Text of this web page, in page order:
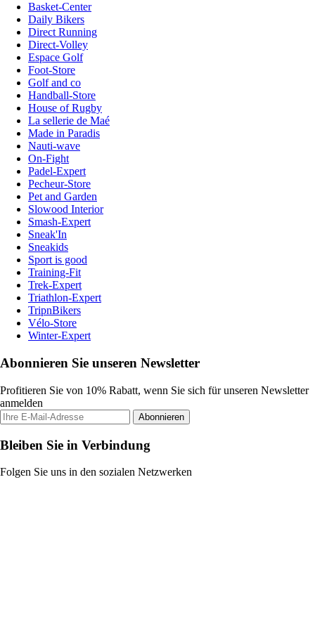
Basket-Center
Daily Bikers
Direct Running
Direct-Volley
Espace Golf
Foot-Store
Golf and co
Handball-Store
House of Rugby
La sellerie de Maé
Made in Paradis
Nauti-wave
On-Fight
Padel-Expert
Pecheur-Store
Pet and Garden
Slowood Interior
Smash-Expert
Sneak'In
Sneakids
Sport is good
Training-Fit
Trek-Expert
Triathlon-Expert
TripnBikers
Vélo-Store
Winter-Expert
Abonnieren Sie unseren Newsletter
Profitieren Sie von 10% Rabatt, wenn Sie sich für unseren Newsletter
anmelden
Abonnieren
Bleiben Sie in Verbindung
Folgen Sie uns in den sozialen Netzwerken